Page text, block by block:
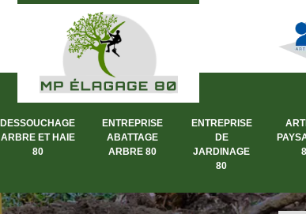
DESSOUCHAGE
ARBRE ET HAIE
80
ENTREPRISE
ABATTAGE
ARBRE 80
ENTREPRISE
DE
JARDINAGE
80